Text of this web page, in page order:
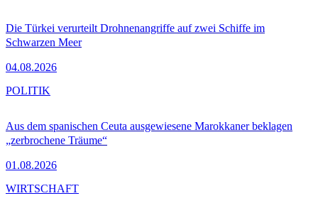
Die Türkei verurteilt Drohnenangriffe auf zwei Schiffe im
Schwarzen Meer
04.08.2026
Aus dem spanischen Ceuta ausgewiesene Marokkaner beklagen
„zerbrochene Träume“
01.08.2026
POLITIK
WIRTSCHAFT